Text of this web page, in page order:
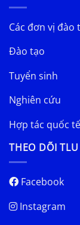
Các đơn vị đào
Đào tạo
Tuyển sinh
Nghiên cứu
Hợp tác quốc tế
THEO DÕI TLU
Facebook
Instagram